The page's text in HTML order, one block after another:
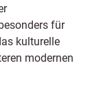
für
kulturelle
modernen